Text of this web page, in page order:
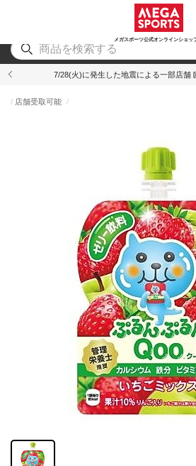
メガスポーツ公式オンラインショッ
アウトドア
7/28(火)に発生した地震による一部店舗
店舗受取可能